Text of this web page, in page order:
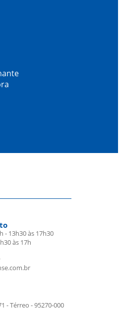
- 13h30 às 17h30
às 17h
- Térreo - 95270-000